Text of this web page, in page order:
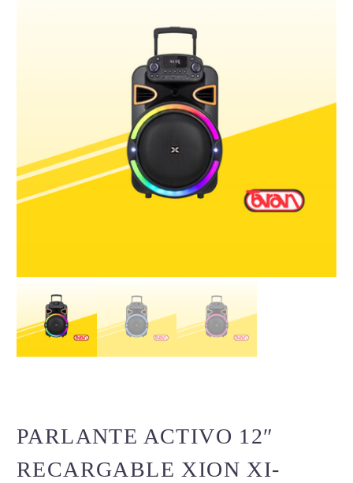
PARLANTE ACTIVO 12″
RECARGABLE XION XI-